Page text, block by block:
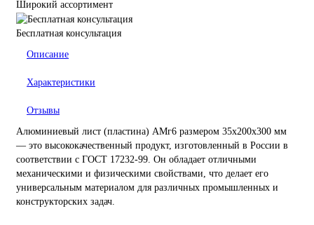
Широкий ассортимент
Бесплатная консультация
Описание
Характеристики
Отзывы
Алюминиевый лист (пластина) АМг6 размером 35х200х300 мм
— это высококачественный продукт, изготовленный в России в
соответствии с ГОСТ 17232-99. Он обладает отличными
механическими и физическими свойствами, что делает его
универсальным материалом для различных промышленных и
конструкторских задач.